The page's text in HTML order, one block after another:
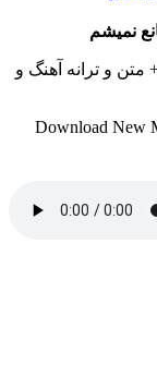
نمیشم
متن و ترانه آهنگ و
Download New